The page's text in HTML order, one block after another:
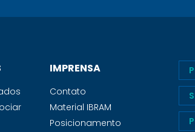
IMPRENSA
Contato
Material IBRAM
Posicionamento